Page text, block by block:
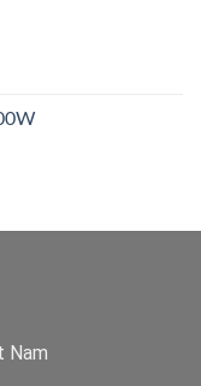
₫.
Nam